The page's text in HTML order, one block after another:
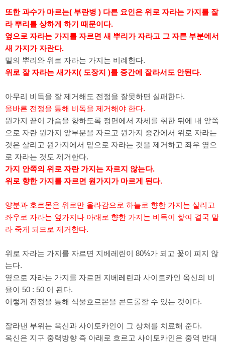
또한 과수가 마르는( 부란병 ) 다른 요인은 위로 자라는 가지를 잘
라 뿌리를 상하게 하기 때문이다.
옆으로 자라는 가지를 자르면 새 뿌리가 자라고 그 자른 부분에서
새 가지가 자란다.
밑의 뿌리와 위로 자라는 가지는 비례한다.
위로 잘 자라는 새가지( 도장지 )를 중간에 잘라서도 안된다.
아무리 비독을 잘 제거해도 전정을 잘못하면 실패한다.
올바른 전정을 통해 비독을 제거해야 한다.
원가지 끝이 가슴을 향하도록 정면에서 자세를 취한 뒤에 내 앞쪽
으로 자란 원가지 앞부분을 자르고 원가지 중간에서 위로 자라는
것은 살리고 원가지에서 밑으로 자라는 것을 제거하고 좌우 옆으
로 자라는 것도 제거한다.
가지 안쪽의 위로 자란 가지는 자르지 않는다.
위로 향한 가지를 자르면 원가지가 마르게 된다.
양분과 호르몬은 위로만 올라감으로 하늘로 향한 가지는 살리고
좌우로 자라는 옆가지나 아래로 향한 가지는 비독이 쌓여 결국 말
라 죽게 되므로 제거한다.
위로 자라는 가지를 자르면 지베레린이 80%가 되고 꽃이 피지 않
는다.
옆으로 자라는 가지를 자르면 지베레린과 사이토카인 옥신의 비
율이 50 : 50 이 된다.
이렇게 전정을 통해 식물호르몬을 콘트롤할 수 있는 것이다.
잘라낸 부위는 옥신과 사이토카인이 그 상처를 치료해 준다.
옥신은 지구 중력방향 즉 아래로 흐르고 사이토카인은 중역 반대